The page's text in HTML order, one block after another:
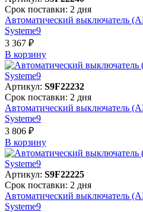
Срок поставки: 2 дня
Автоматический выключатель
Systeme9
3 367 ₽
В корзинy
Артикул: S9F22232
Срок поставки: 2 дня
Автоматический выключатель
Systeme9
3 806 ₽
В корзинy
Артикул: S9F22225
Срок поставки: 2 дня
Автоматический выключатель
Systeme9